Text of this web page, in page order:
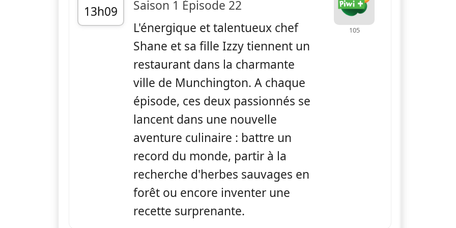
13h09
fin 13h19
Saison 1 Épisode 22
L'énergique et talentueux chef
Shane et sa fille Izzy tiennent un
restaurant dans la charmante
ville de Munchington. A chaque
épisode, ces deux passionnés se
lancent dans une nouvelle
aventure culinaire : battre un
record du monde, partir à la
recherche d'herbes sauvages en
forêt ou encore inventer une
recette surprenante.
105